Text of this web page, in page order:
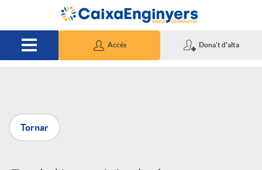
Salta al contingut principal
Accés Dona't d'alta
P
u
Tornar